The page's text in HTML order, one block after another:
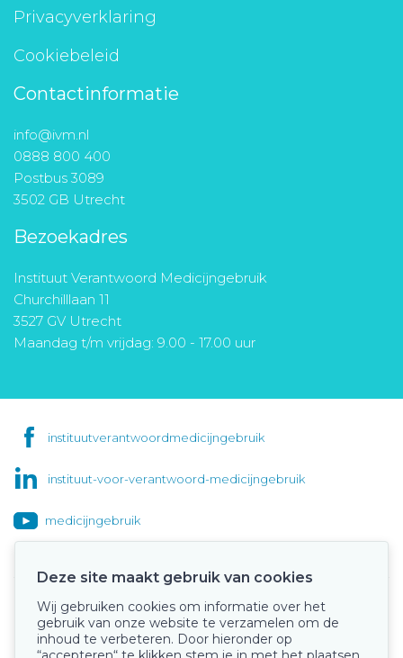
Privacyverklaring
Cookiebeleid
Contactinformatie
info@ivm.nl
0888 800 400
Postbus 3089
3502 GB Utrecht
Bezoekadres
Instituut Verantwoord Medicijngebruik
Churchilllaan 11
3527 GV Utrecht
Maandag t/m vrijdag: 9.00 - 17.00 uur
instituutverantwoordmedicijngebruik
instituut-voor-verantwoord-medicijngebruik
medicijngebruik
Onze keurmerken
Deze site maakt gebruik van cookies
Wij gebruiken cookies om informatie over het
gebruik van onze website te verzamelen om de
inhoud te verbeteren. Door hieronder op